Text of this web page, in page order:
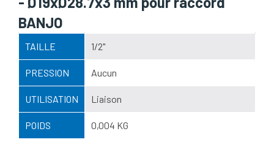
BANJO
TAILLE 1/2"
PRESSION Aucun
UTILISATION Liaison
POIDS 0,004 KG